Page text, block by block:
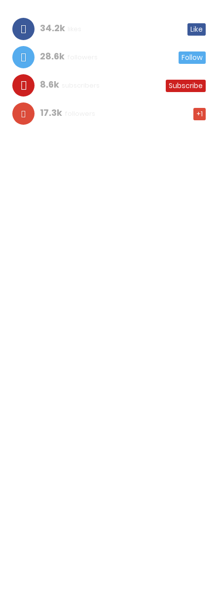
34.2k Like
28.6k Follow
8.6k Subscribe
17.3k +1